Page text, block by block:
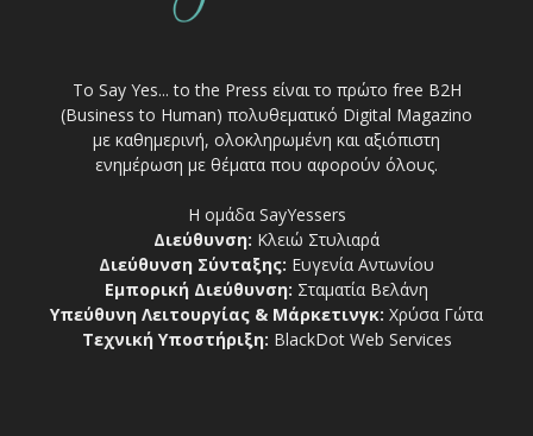
Το Say Yes... to the Press είναι το πρώτο free Β2Η
(Business to Human) πολυθεματικό Digital Magazino
με καθημερινή, ολοκληρωμένη και αξιόπιστη
ενημέρωση με θέματα που αφορούν όλους.
Η ομάδα SayYessers
Διεύθυνση: Κλειώ Στυλιαρά
Διεύθυνση Σύνταξης: Ευγενία Αντωνίου
Εμπορική Διεύθυνση: Σταματία Βελάνη
Υπεύθυνη Λειτουργίας & Μάρκετινγκ: Χρύσα Γώτα
Τεχνική Υποστήριξη: BlackDot Web Services